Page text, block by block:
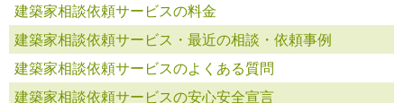
建築家相談依頼サービスの料金
建築家相談依頼サービス・最近の相談・依頼事例
建築家相談依頼サービスのよくある質問
建築家相談依頼サービスの安心安全宣言